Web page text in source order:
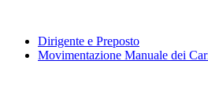
Dirigente e Preposto
Movimentazione Manuale dei